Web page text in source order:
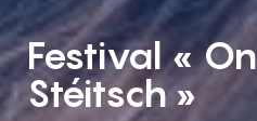
Festival « On
Stéitsch »